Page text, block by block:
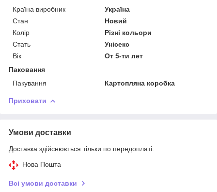
Країна виробник
Україна
Стан
Новий
Колір
Різні кольори
Стать
Унісекс
Вік
От 5-ти лет
Паковання
Пакування
Картопляна коробка
Приховати
Умови доставки
Доставка здійснюється тільки по передоплаті.
Нова Пошта
Всі умови доставки